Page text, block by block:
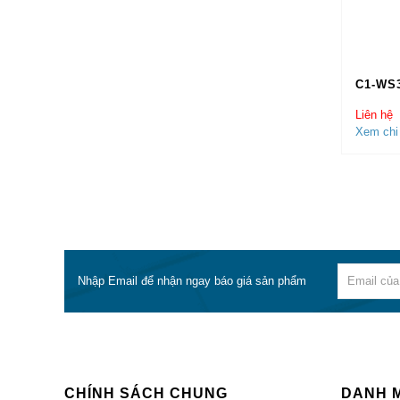
cổng
cho
theo
C1-
Liên hệ
Xem
Nhập Email để nhận ngay báo giá sản phẩm
CHÍNH SÁCH CHUNG DANH